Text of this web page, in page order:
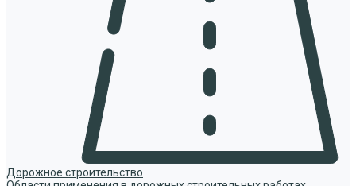
Дорожное строительство